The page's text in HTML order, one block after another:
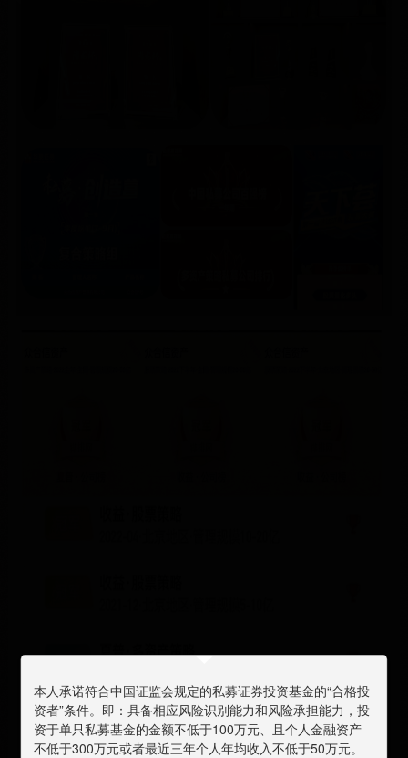
本人承诺符合中国证监会规定的私募证券投资基金的“合格投
资者”条件。即：具备相应风险识别能力和风险承担能力，投
资于单只私募基金的金额不低于100万元、且个人金融资产
不低于300万元或者最近三年个人年均收入不低于50万元。